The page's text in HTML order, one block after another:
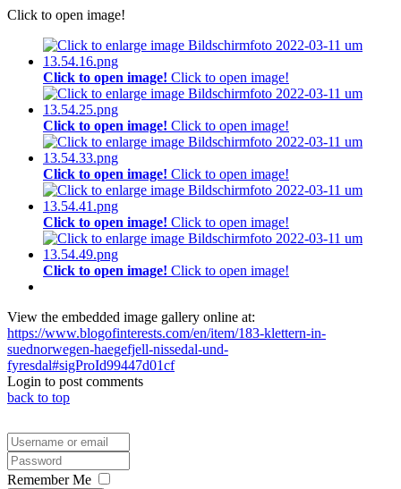
Click to open image!
Click to open image! Click to open image!
Click to open image! Click to open image!
Click to open image! Click to open image!
Click to open image! Click to open image!
Click to open image! Click to open image!
View the embedded image gallery online at:
https://www.blogofinterests.com/en/item/183-klettern-in-
suednorwegen-haegefjell-nissedal-und-
fyresdal#sigProId99447d01cf
Login to post comments
back to top
Remember Me